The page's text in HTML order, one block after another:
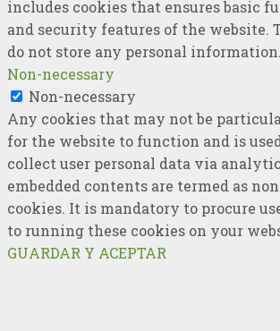
includes cookies that ensures basic
and security features of the website.
do not store any personal information.
Non-necessary
Non-necessary
Any cookies that may not be
for the website to function and is
collect user personal data via
embedded contents are termed as
cookies. It is mandatory to procure
to running these cookies on your
GUARDAR Y ACEPTAR